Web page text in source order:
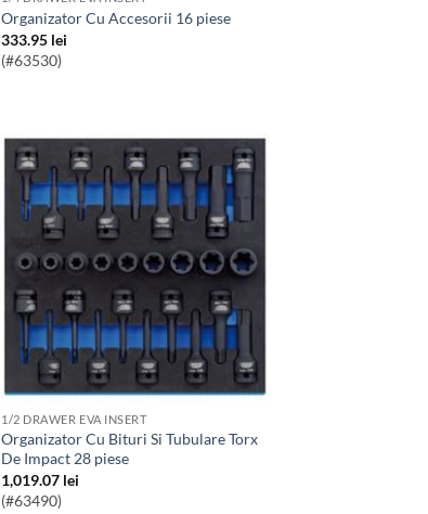
Organizator Cu Accesorii 16 piese
333.95 lei
(#63530)
1/2 DRAWER EVA INSERT
Organizator Cu Bituri Si Tubulare Torx
De Impact 28 piese
1,019.07 lei
(#63490)